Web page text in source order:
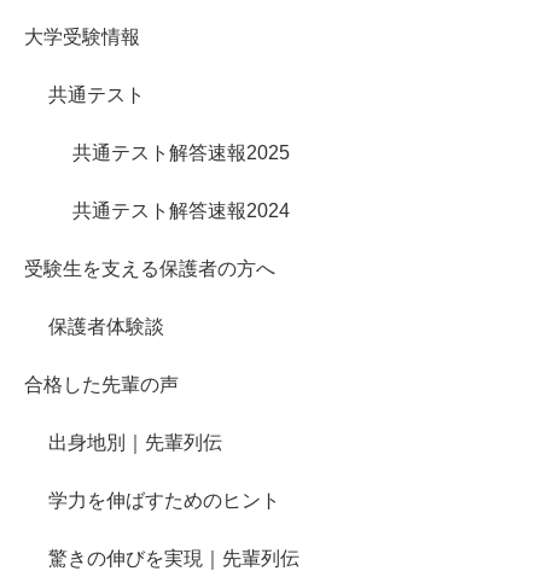
大学受験情報
共通テスト
共通テスト解答速報2025
共通テスト解答速報2024
受験生を支える保護者の方へ
保護者体験談
合格した先輩の声
出身地別｜先輩列伝
学力を伸ばすためのヒント
驚きの伸びを実現｜先輩列伝